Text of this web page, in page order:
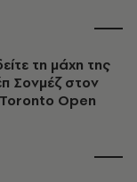
τη μάχη της
Σονμέζ στον
Open